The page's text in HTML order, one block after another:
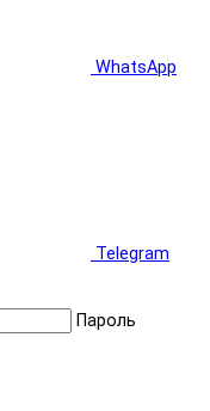
WhatsApp
Telegram
Пароль